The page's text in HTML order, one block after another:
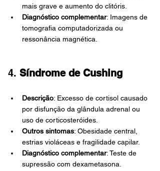
mais grave e aumento do clitóris.
Diagnóstico complementar: Imagens de
tomografia computadorizada ou
ressonância magnética.
4. Síndrome de Cushing
Descrição: Excesso de cortisol causado
por disfunção da glândula adrenal ou
uso de corticosteróides.
Outros sintomas: Obesidade central,
estrias violáceas e fragilidade capilar.
Diagnóstico complementar: Teste de
supressão com dexametasona.